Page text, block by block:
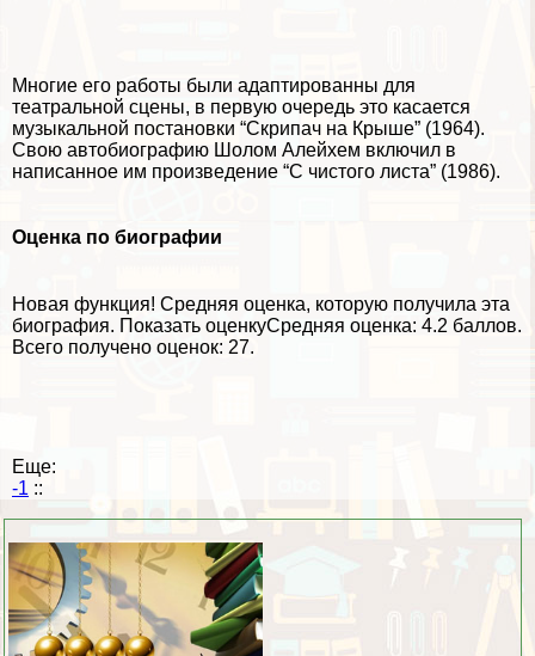
Многие его работы были адаптированны для
театральной сцены, в первую очередь это касается
музыкальной постановки “Скрипач на Крыше” (1964).
Свою автобиографию Шолом Алейхем включил в
написанное им произведение “С чистого листа” (1986).
Оценка по биографии
Новая функция! Средняя оценка, которую получила эта
биография. Показать оценкуСредняя оценка: 4.2 баллов.
Всего получено оценок: 27.
Еще:
-1 ::